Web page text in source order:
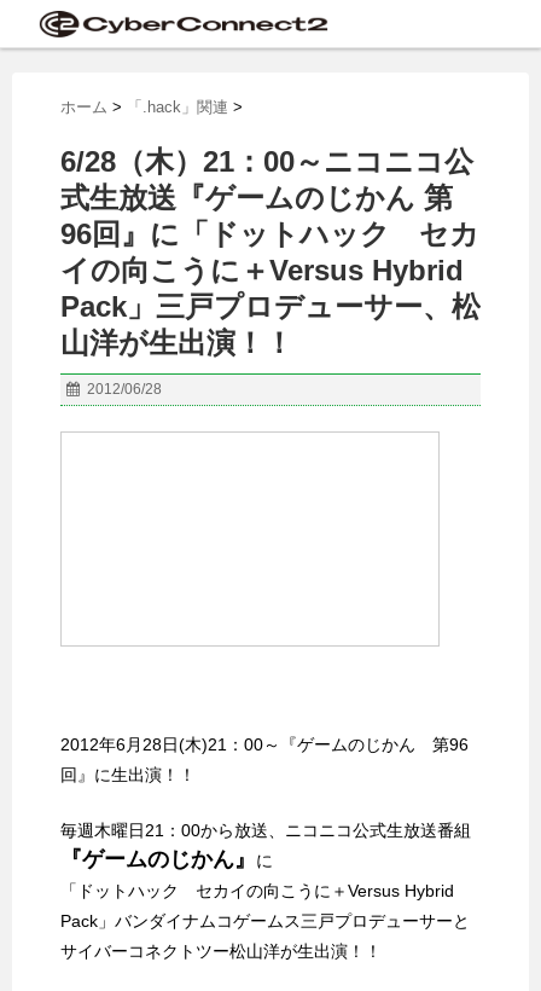
ホーム > 「.hack」関連 >
6/28（木）21：00～ニコニコ公
式生放送『ゲームのじかん 第
96回』に「ドットハック セカ
イの向こうに＋Versus Hybrid
Pack」三戸プロデューサー、松
山洋が生出演！！
2012/06/28
2012年6月28日(木)21：00～『ゲームのじかん 第96
回』に生出演！！
毎週木曜日21：00から放送、ニコニコ公式生放送番組
『ゲームのじかん』
に
「ドットハック セカイの向こうに＋Versus Hybrid
Pack」バンダイナムコゲームス三戸プロデューサーと
サイバーコネクトツー松山洋が生出演！！